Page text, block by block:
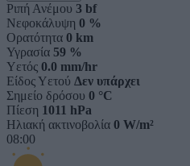
Ριπή Ανέμου 3 bf
Νεφοκάλυψη 0 %
Ορατότητα 0 km
Υγρασία 59 %
Υετός 0.0 mm/hr
Είδος Υετού Δεν υπάρχει
Σημείο δρόσου 0 °C
Πίεση 1011 hPa
Ηλιακή ακτινοβολία 0 W/m²
08:00